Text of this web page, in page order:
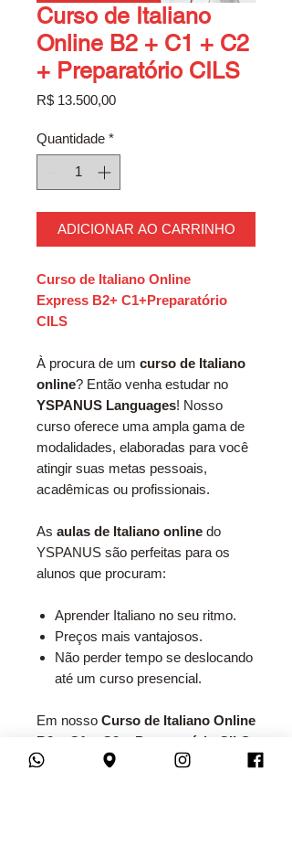
Curso de Italiano
Online B2 + C1 + C2
+ Preparatório CILS
R$ 13.500,00Preço
Quantidade *
ADICIONAR AO CARRINHO
Curso de Italiano Online
Express B2+ C1+Preparatório
CILS
À procura de um curso de Italiano
online? Então venha estudar no
YSPANUS Languages! Nosso
curso oferece uma ampla gama de
modalidades, elaboradas para você
atingir suas metas pessoais,
acadêmicas ou profissionais.
As aulas de Italiano online do
YSPANUS são perfeitas para os
alunos que procuram:
Aprender Italiano no seu ritmo.
Preços mais vantajosos.
Não perder tempo se deslocando
até um curso presencial.
Em nosso Curso de Italiano Online
B2 + C1 + C2 + Preparatório CILS
as aulas são feitas por meio de